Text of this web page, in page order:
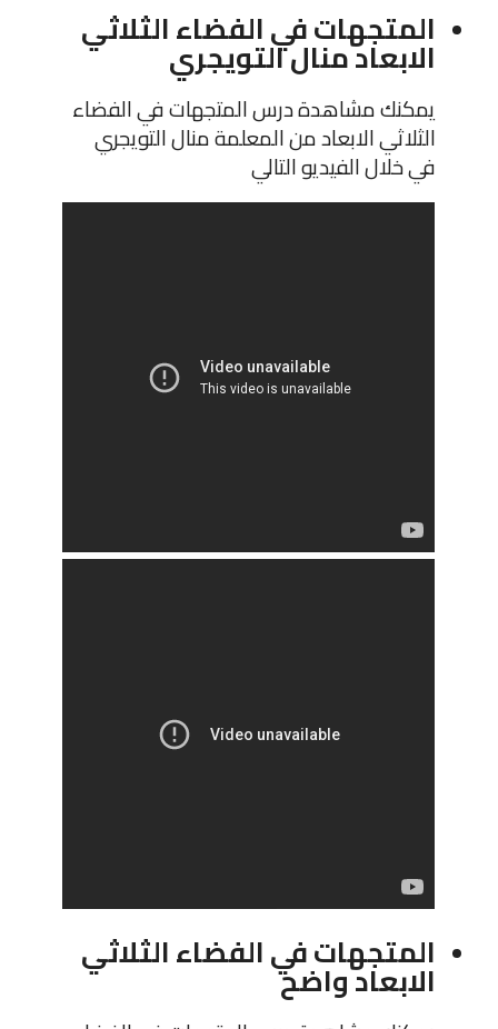
المتجهات في الفضاء الثلاثي
الابعاد منال التويجري
يمكنك مشاهدة درس المتجهات في الفضاء
الثلاثي الابعاد من المعلمة منال التويجري
في خلال الفيديو التالي
المتجهات في الفضاء الثلاثي
الابعاد واضح